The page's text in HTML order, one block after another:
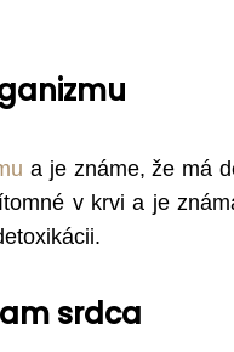
a je známe, že má
v krvi a je
srdca